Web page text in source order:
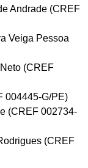
Andrade (CREF
Veiga Pessoa
(CREF
004445-G/PE)
(CREF 002734-
(CREF